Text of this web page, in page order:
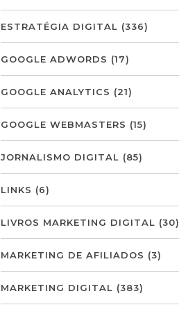
ESTRATÉGIA DIGITAL (336)
GOOGLE ADWORDS (17)
GOOGLE ANALYTICS (21)
GOOGLE WEBMASTERS (15)
JORNALISMO DIGITAL (85)
LINKS (6)
LIVROS MARKETING DIGITAL (30)
MARKETING DE AFILIADOS (3)
MARKETING DIGITAL (383)